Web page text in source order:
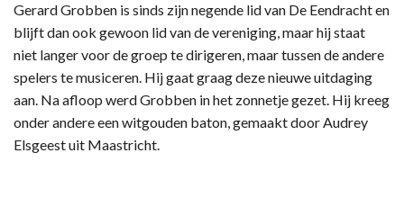
Gerard Grobben is sinds zijn negende lid van De Eendracht en
blijft dan ook gewoon lid van de vereniging, maar hij staat
niet langer voor de groep te dirigeren, maar tussen de andere
spelers te musiceren. Hij gaat graag deze nieuwe uitdaging
aan. Na afloop werd Grobben in het zonnetje gezet. Hij kreeg
onder andere een witgouden baton, gemaakt door Audrey
Elsgeest uit Maastricht.